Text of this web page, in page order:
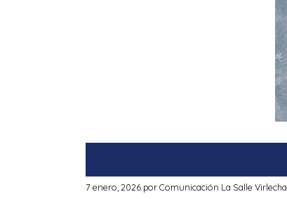
7 enero, 2026 porComunicación La Salle Virlecha